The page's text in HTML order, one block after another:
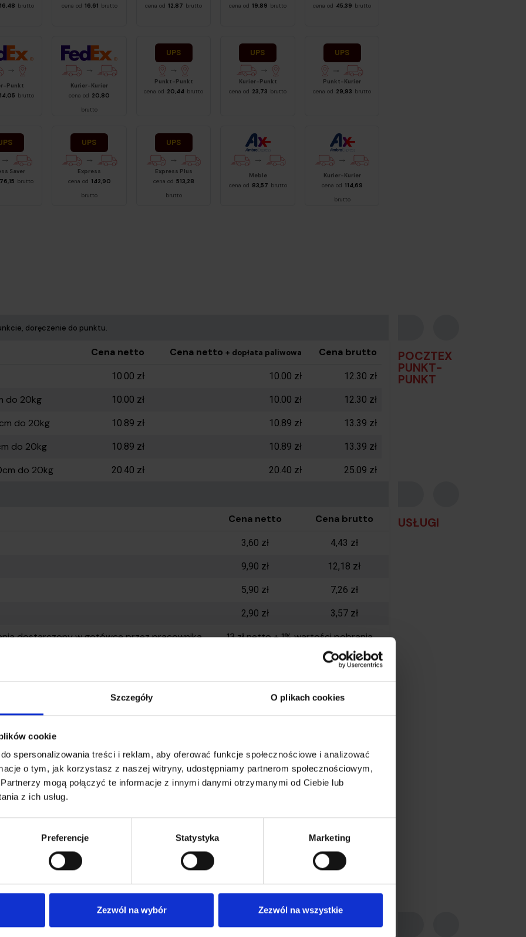
Szczegóły O plikach cookies
cookie
spersonalizowania treści i reklam, aby oferować funkcje społecznościowe i analizować
o tym, jak korzystasz z naszej witryny, udostępniamy partnerom społecznościowym,
mogą połączyć te informacje z innymi danymi otrzymanymi od Ciebie lub
z ich usług.
Preferencje Statystyka Marketing
Zezwól na wybór Zezwól na wszystkie
16,48 brutto
cena od 16,61 brutto
cena od 12,87 brutto
cena od 19,89 brutto cena od 45,39 brutto
Punkt
14,05 brutto
FedEx
Kurier-Kurier
cena od 20,80
brutto
UPS Punkt-Punkt
Punkt-Punkt
cena od 20,44 brutto
UPS Kurier-Punkt
Kurier-Punkt
cena od 23,73 brutto
UPS Punkt-Kurier
Punkt-Kurier
cena od 29,93 brutto
Saver
Saver
76,15 brutto
UPS Express
Express
cena od 142,90
brutto
UPS Express Plus
Express Plus
cena od 513,28
brutto
Ambro Meble
Meble
cena od 83,57 brutto
Ambro
Kurier-Kurier
cena od 114,69
brutto
doręczenie do punktu.
POCZTEX
PUNKT-
PUNKT
Punkt Nadanie w wybranym punkcie, doręczenie do punktu.
Cena netto Cena netto + dopłata paliwowa
Cena brutto
10.00 zł 10.00 zł 12.30 zł
do 20kg 10.00 zł 10.00 zł 12.30 zł
do 20kg 10.89 zł 10.89 zł 13.39 zł
do 20kg 10.89 zł 10.89 zł 13.39 zł
do 20kg 20.40 zł 20.40 zł 25.09 zł
USŁUGI
Cena netto
Cena brutto
3,60 zł 4,43 zł
9,90 zł 12,18 zł
5,90 zł 7,26 zł
2,90 zł 3,57 zł
dostarczony w gotówce przez pracownika
13 zł netto + 1% wartości pobrania
0,00 zł
20,00 zł 24,60 zł
3,50 zł
0,00 zł 0,00 zł
0,00 zł
0,00 zł
i opłaty pobierane przez Pocztex nie
Opłata zgodna z cennikiem